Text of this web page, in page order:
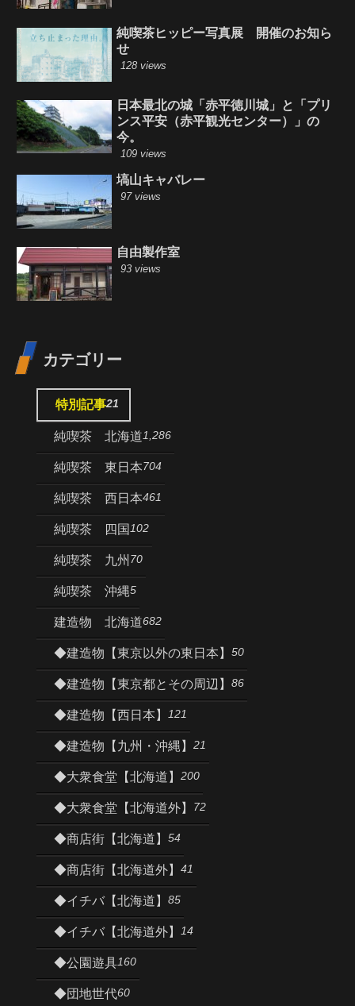
純喫茶ヒッピー写真展 開催のお知ら
せ
128 views
日本最北の城「赤平徳川城」と「プリ
ンス平安（赤平観光センター）」の
今。
109 views
塙山キャバレー
97 views
自由製作室
93 views
カテゴリー
特別記事21
純喫茶 北海道1,286
純喫茶 東日本704
純喫茶 西日本461
純喫茶 四国 102
純喫茶 九州 70
純喫茶 沖縄5
建造物 北海道682
◆建造物【東京以外の東日本】 50
◆建造物【東京都とその周辺】 86
◆建造物【西日本】 121
◆建造物【九州・沖縄】 21
◆大衆食堂【北海道】 200
◆大衆食堂【北海道外】 72
◆商店街【北海道】 54
◆商店街【北海道外】 41
◆イチバ【北海道】 85
◆イチバ【北海道外】 14
◆公園遊具160
◆団地世代60